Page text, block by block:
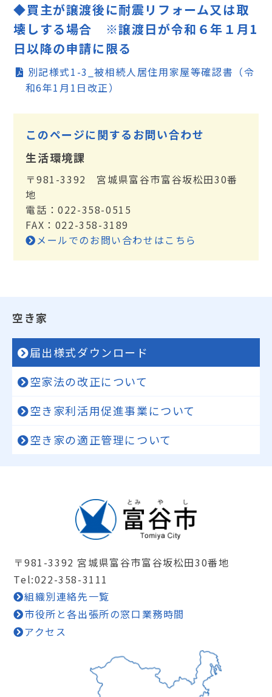
◆買主が譲渡後に耐震リフォーム又は取
壊しする場合 ※譲渡日が令和６年１月1
日以降の申請に限る
別記様式1-3_被相続人居住用家屋等確認書（令
和6年1月1日改正）
このページに関するお問い合わせ
生活環境課
〒981-3392 宮城県富谷市富谷坂松田30番
地
電話：022-358-0515
FAX：022-358-3189
メールでのお問い合わせはこちら
空き家
届出様式ダウンロード
空家法の改正について
空き家利活用促進事業について
空き家の適正管理について
〒981-3392 宮城県富谷市富谷坂松田30番地
Tel:022-358-3111
組織別連絡先一覧
市役所と各出張所の窓口業務時間
アクセス